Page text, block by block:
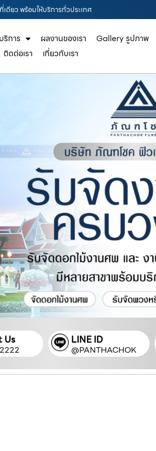
ดียว พร้อมให้บริการทั่วประเทศ
ริการ ผลงานของเรา
Gallery รูปภาพ
ติดต่อเรา
เกี่ยวกับเรา
Us LINE ID
@PANTHACHOK